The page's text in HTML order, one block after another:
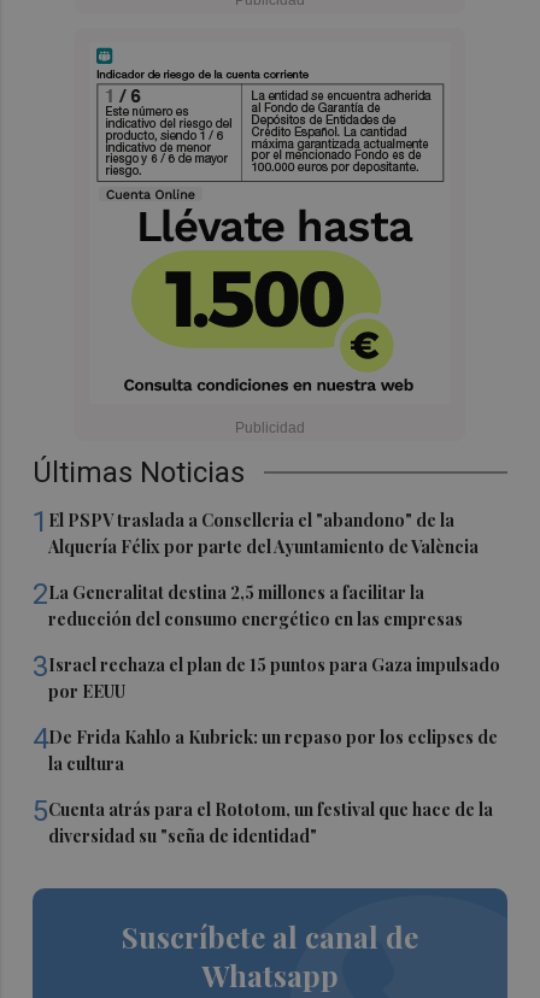
Últimas Noticias
1 El PSPV traslada a Conselleria el "abandono" de la
Alquería Félix por parte del Ayuntamiento de València
2La Generalitat destina 2,5 millones a facilitar la
reducción del consumo energético en las empresas
3Israel rechaza el plan de 15 puntos para Gaza impulsado
por EEUU
4De Frida Kahlo a Kubrick: un repaso por los eclipses de
la cultura
5Cuenta atrás para el Rototom, un festival que hace de la
diversidad su "seña de identidad"
Suscríbete al canal de
Whatsapp